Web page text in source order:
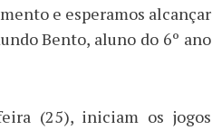
e esperamos alcançar
Bento, aluno do 6º ano
(25), iniciam os jogos